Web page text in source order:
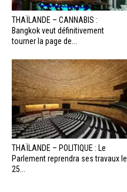
THAÏLANDE – CANNABIS :
Bangkok veut définitivement
tourner la page de...
THAÏLANDE – POLITIQUE : Le
Parlement reprendra ses travaux le
25...